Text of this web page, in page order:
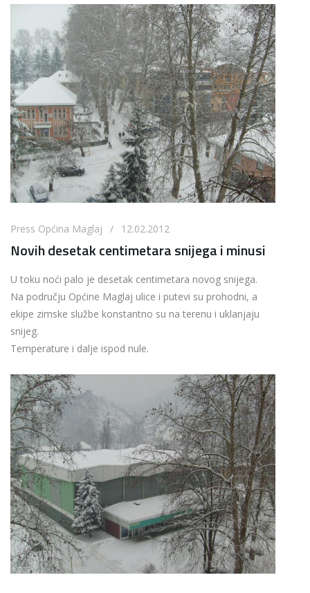
Press Općina Maglaj / 12.02.2012
Novih desetak centimetara snijega i minusi
U toku noći palo je desetak centimetara novog snijega.
Na području Općine Maglaj ulice i putevi su prohodni, a
ekipe zimske službe konstantno su na terenu i uklanjaju
snijeg.
Temperature i dalje ispod nule.